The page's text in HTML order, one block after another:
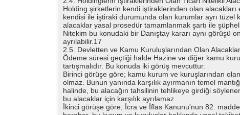
Holding şirketlerin kendi iştiraklerinden olan
kendisi ile iştiraki durumunda olan kurumlar ayrı tüzel
alacaklar yasal prosedür tamamlanmak şartı ile
Nitekim bu konudaki bir Danıştay kararı aynı görüşü
ayrılabilir.17
2.5. Devletten ve Kamu Kuruluşlarından Olan Alacaklar
Ödeme süresi geçtiği halde Hazine ve diğer kamu
tartışmalıdır. Bu konuda iki görüş mevcuttur.
Birinci görüşe göre; kamu kurum ve kuruşlarından
olmaz. Bunun yanında karşılık ayırmanın temel
halinde, bu alacağın tahsilinin tehlikeye girdiği
bu alacaklar için karşılık ayrılamaz.
İkinci görüşe göre; İcra ve İflas Kanunu'nun 82.